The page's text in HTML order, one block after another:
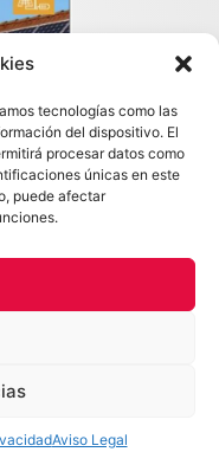
tecnologías como las
del dispositivo. El
procesar datos como
únicas en este
puede afectar
Aviso Legal